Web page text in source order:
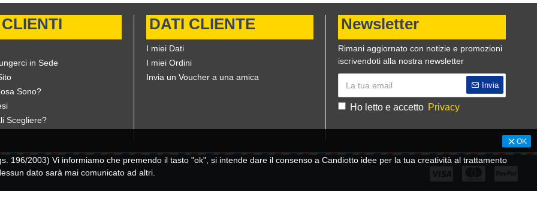
in Sede
Sono?
Scegliere?
DATI CLIENTE
I miei Dati
I miei Ordini
Invia un Voucher a una amica
Newsletter
Rimani aggiornato con notizie e promozioni
iscrivendoti alla nostra newsletter
Invia
Ho letto e accetto Privacy
OK
196/2003) Vi informiamo che premendo il tasto "ok", si intende dare il consenso a Candiotto idee per la tua creatività al trattamento
dato sarà mai comunicato ad altri.